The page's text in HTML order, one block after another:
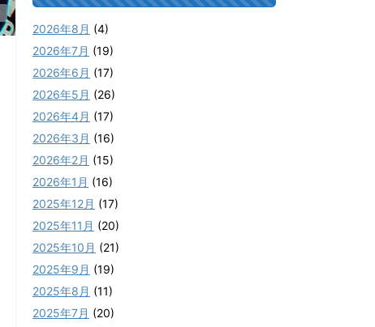
2026年8月 (4)
2026年7月 (19)
2026年6月 (17)
2026年5月 (26)
2026年4月 (17)
2026年3月 (16)
2026年2月 (15)
2026年1月 (16)
2025年12月 (17)
2025年11月 (20)
2025年10月 (21)
2025年9月 (19)
2025年8月 (11)
2025年7月 (20)